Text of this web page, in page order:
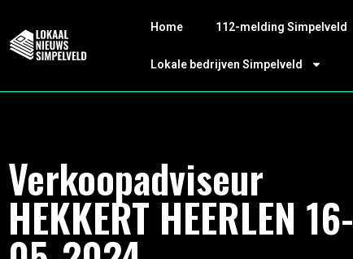
Home 112-melding Simpelveld
Lokale bedrijven Simpelveld
Verkoopadviseur
HEKKERT HEERLEN 16-